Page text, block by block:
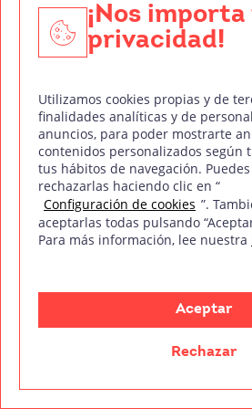
Cerdita
Este cortometraje es otro de
destacados de Rita Noriega.
Pereda, se alzó con el
Goya a
Para Cerdita, Rita Noriega hizo
amplios con un recorrido
elementos más armoniosos
¡Nos
privacidad!
Utilizamos cookies propias y de
finalidades analíticas y de
anuncios, para poder mostrarte
contenidos personalizados según
tus hábitos de navegación.
rechazarlas haciendo clic en “
Configuración de cookies ”.
aceptarlas todas pulsando
Para más información, lee nuestra
Aceptar
Rechazar